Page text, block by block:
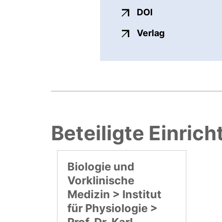
DOI
Verlagexterner
Beteiligte
Biologie und
Vorklinische
Medizin > Institut
für Physiologie >